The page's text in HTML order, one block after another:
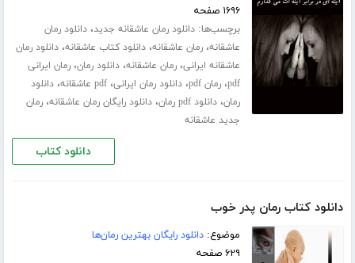
۱۶۹۶ صفحه
برچسب‌ها:دانلود رمان عاشقانه جدید،دانلود رمان
عاشقانه،رمان عاشقانه،دانلود کتاب عاشقانه،دانلود رمان
عاشقانه ایرانی،رمان عاشقانه،دانلود رمان،رمان ایرانی
pdf،رمان pdf ،دانلود رمان ایرانی،pdf عاشقانه ،دانلود
رمان،دانلود pdf رمان ،دانلود رایگان رمان عاشقانه،رمان
جدید عاشقانه
دانلود کتاب
دانلود کتاب رمان پدر خوب
موضوع:دانلود رایگان بهترین رمان‌ها
۶۲۹ صفحه